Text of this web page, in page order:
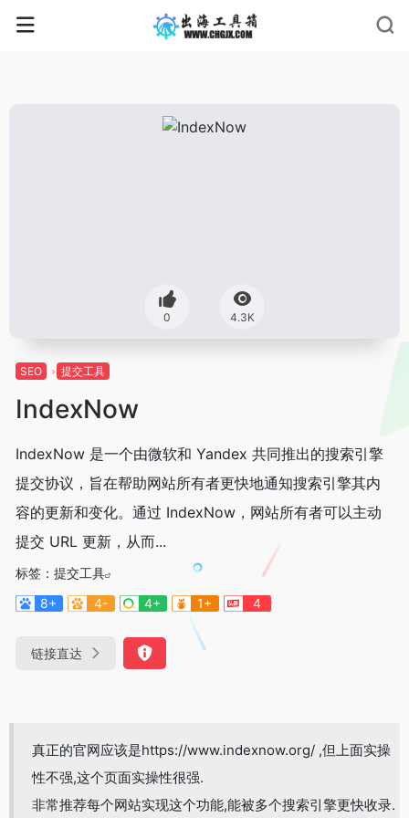
0 4.3K
SEO 提交工具
IndexNow
IndexNow 是一个由微软和 Yandex 共同推出的搜索引擎
提交协议，旨在帮助网站所有者更快地通知搜索引擎其内
容的更新和变化。通过 IndexNow，网站所有者可以主动
提交 URL 更新，从而...
标签： 提交工具
8+
4- 4+ 1+ 4
链接直达
真正的官网应该是https://www.indexnow.org/ ,但上面实操
性不强,这个页面实操性很强.
非常推荐每个网站实现这个功能,能被多个搜索引擎更快收录.